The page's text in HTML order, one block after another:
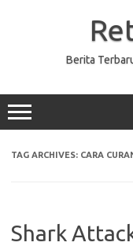
Berita
TAG ARCHIVES: CARA
Shark